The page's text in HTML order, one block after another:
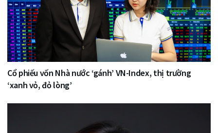
Cổ phiếu vốn Nhà nước ‘gánh’ VN-Index, thị trường
‘xanh vỏ, đỏ lòng’